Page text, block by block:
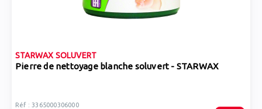
STARWAX SOLUVERT
Pierre de nettoyage blanche soluvert - STARWAX
Réf : 3365000306000